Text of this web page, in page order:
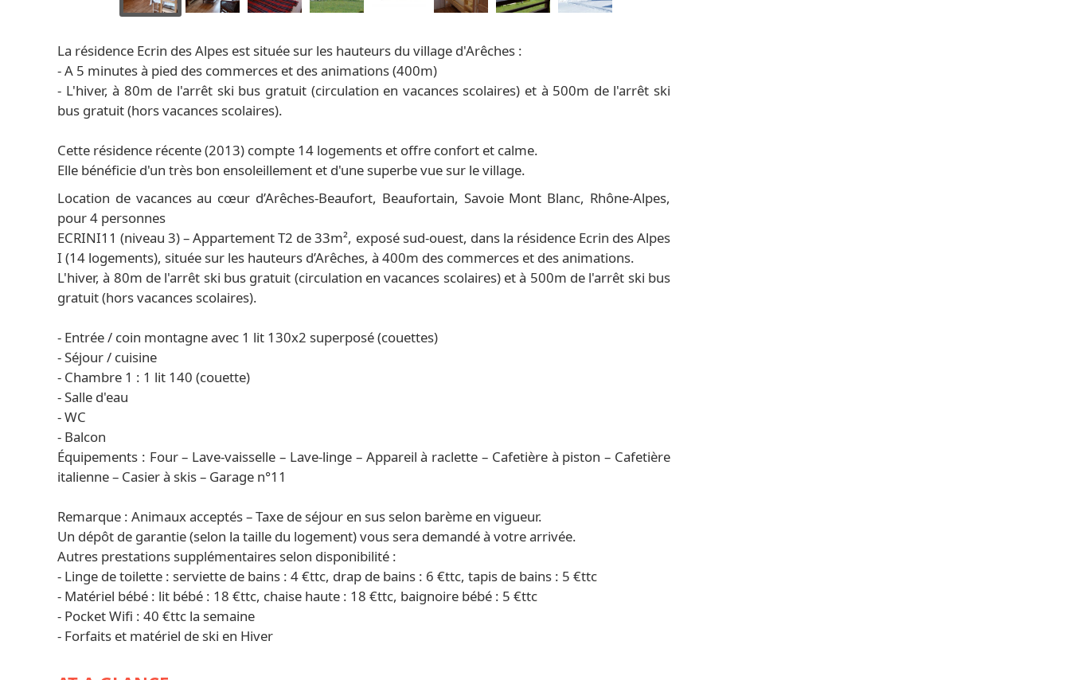
La résidence Ecrin des Alpes est située sur les hauteurs du village d'Arêches :
- A 5 minutes à pied des commerces et des animations (400m)
- L'hiver, à 80m de l'arrêt ski bus gratuit (circulation en vacances scolaires) et à 500m de l'arrêt ski
bus gratuit (hors vacances scolaires).
Cette résidence récente (2013) compte 14 logements et offre confort et calme.
Elle bénéficie d'un très bon ensoleillement et d'une superbe vue sur le village.
Location de vacances au cœur d’Arêches-Beaufort, Beaufortain, Savoie Mont Blanc, Rhône-Alpes,
pour 4 personnes
ECRINI11 (niveau 3) – Appartement T2 de 33m², exposé sud-ouest, dans la résidence Ecrin des Alpes
I (14 logements), située sur les hauteurs d’Arêches, à 400m des commerces et des animations.
L'hiver, à 80m de l'arrêt ski bus gratuit (circulation en vacances scolaires) et à 500m de l'arrêt ski bus
gratuit (hors vacances scolaires).
- Entrée / coin montagne avec 1 lit 130x2 superposé (couettes)
- Séjour / cuisine
- Chambre 1 : 1 lit 140 (couette)
- Salle d'eau
- WC
- Balcon
Équipements : Four – Lave-vaisselle – Lave-linge – Appareil à raclette – Cafetière à piston – Cafetière
italienne – Casier à skis – Garage n°11
Remarque : Animaux acceptés – Taxe de séjour en sus selon barème en vigueur.
Un dépôt de garantie (selon la taille du logement) vous sera demandé à votre arrivée.
Autres prestations supplémentaires selon disponibilité :
- Linge de toilette : serviette de bains : 4 €ttc, drap de bains : 6 €ttc, tapis de bains : 5 €ttc
- Matériel bébé : lit bébé : 18 €ttc, chaise haute : 18 €ttc, baignoire bébé : 5 €ttc
- Pocket Wifi : 40 €ttc la semaine
- Forfaits et matériel de ski en Hiver